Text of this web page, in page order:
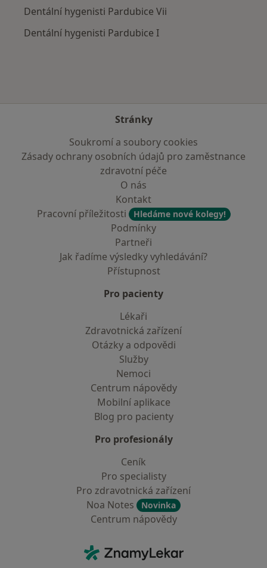
Dentální hygenisti Pardubice Vii
Dentální hygenisti Pardubice I
Stránky
Soukromí a soubory cookies
Zásady ochrany osobních údajů pro zaměstnance
zdravotní péče
O nás
Kontakt
Pracovní příležitosti
Hledáme nové kolegy!
Podmínky
Partneři
Jak řadíme výsledky vyhledávání?
Přístupnost
Pro pacienty
Lékaři
Zdravotnická zařízení
Otázky a odpovědi
Služby
Nemoci
Centrum nápovědy
Mobilní aplikace
Blog pro pacienty
Pro profesionály
Ceník
Pro specialisty
Pro zdravotnická zařízení
Noa Notes
Novinka
Centrum nápovědy
ZnamyLekar - Hlavní stránka